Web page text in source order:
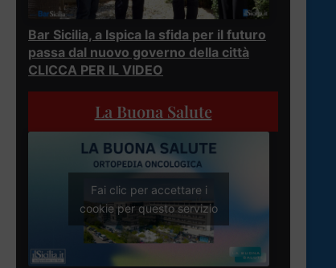
Bar Sicilia, a Ispica la sfida per il futuro
passa dal nuovo governo della città
CLICCA PER IL VIDEO
La Buona Salute
Fai clic per accettare i
cookie per questo servizio